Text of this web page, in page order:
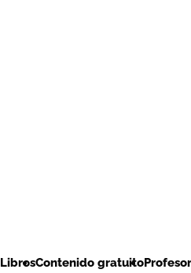
LibrosContenido gratuito